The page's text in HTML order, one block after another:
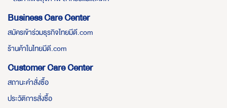
Business Care Center
สมัครเข้าร่วมธุรกิจไทยมีดี.com
ร้านค้าในไทยมีดี.com
Customer Care Center
สถานะคำสั่งซื้อ
ประวัติการสั่งซื้อ